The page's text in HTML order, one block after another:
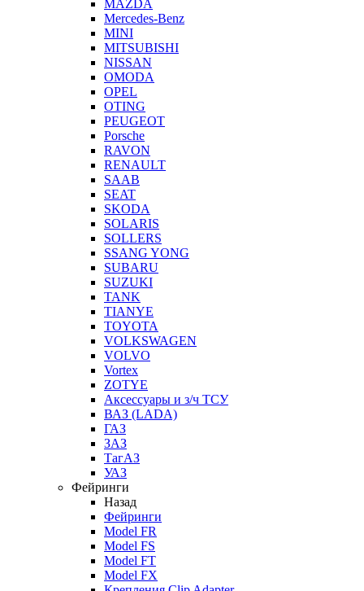
MAZDA
Mercedes-Benz
MINI
MITSUBISHI
NISSAN
OMODA
OPEL
OTING
PEUGEOT
Porsche
RAVON
RENAULT
SAAB
SEAT
SKODA
SOLARIS
SOLLERS
SSANG YONG
SUBARU
SUZUKI
TANK
TIANYE
TOYOTA
VOLKSWAGEN
VOLVO
Vortex
ZOTYE
Аксессуары и з/ч ТСУ
ВАЗ (LADA)
ГАЗ
ЗАЗ
ТагАЗ
УАЗ
Фейринги
Назад
Фейринги
Model FR
Model FS
Model FT
Model FX